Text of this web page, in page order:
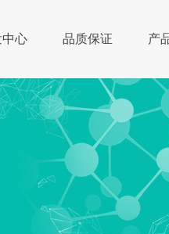
心 品质保证 产
质量活动记事 护肤小常识
公司专利 产研结合
心竞争力 一线大牌对标